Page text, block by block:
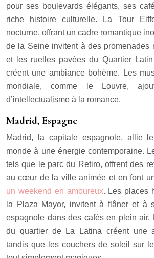
pour ses boulevards élégants, ses
riche histoire culturelle. La Tour
nocturne, offrant un cadre romantique
de la Seine invitent à des promenades
et les ruelles pavées du Quartier
créent une ambiance bohème. Les
mondiale, comme le Louvre,
d’intellectualisme à la romance.
Madrid, Espagne
Madrid, la capitale espagnole, allie
monde à une énergie contemporaine.
tels que le parc du Retiro, offrent des
au cœur de la ville animée et en font
un weekend en amoureux. Les places
la Plaza Mayor, invitent à flâner et à
espagnole dans des cafés en plein air.
du quartier de La Latina créent une
tandis que les couchers de soleil sur